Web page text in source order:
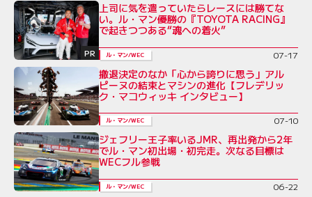
PR
上司に気を遣っていたらレースには勝てな
い。ル・マン優勝の『TOYOTA RACING』
で起きつつある“魂への着火”
ル・マン/WEC 07-17
撤退決定のなか「心から誇りに思う」アル
ピーヌの結束とマシンの進化【フレデリッ
ク・マコウィッキ インタビュー】
ル・マン/WEC 07-10
ジェフリー王子率いるJMR、再出発から2年
でル・マン初出場・初完走。次なる目標は
WECフル参戦
ル・マン/WEC 06-22